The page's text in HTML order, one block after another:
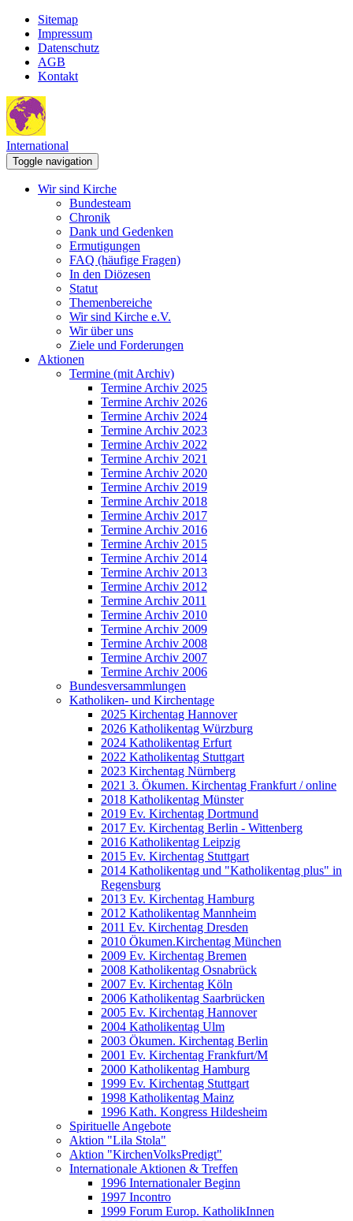
Sitemap
Impressum
Datenschutz
AGB
Kontakt
International
Toggle navigation
Wir sind Kirche
Bundesteam
Chronik
Dank und Gedenken
Ermutigungen
FAQ (häufige Fragen)
In den Diözesen
Statut
Themenbereiche
Wir sind Kirche e.V.
Wir über uns
Ziele und Forderungen
Aktionen
Termine (mit Archiv)
Termine Archiv 2025
Termine Archiv 2026
Termine Archiv 2024
Termine Archiv 2023
Termine Archiv 2022
Termine Archiv 2021
Termine Archiv 2020
Termine Archiv 2019
Termine Archiv 2018
Termine Archiv 2017
Termine Archiv 2016
Termine Archiv 2015
Termine Archiv 2014
Termine Archiv 2013
Termine Archiv 2012
Termine Archiv 2011
Termine Archiv 2010
Termine Archiv 2009
Termine Archiv 2008
Termine Archiv 2007
Termine Archiv 2006
Bundesversammlungen
Katholiken- und Kirchentage
2025 Kirchentag Hannover
2026 Katholikentag Würzburg
2024 Katholikentag Erfurt
2022 Katholikentag Stuttgart
2023 Kirchentag Nürnberg
2021 3. Ökumen. Kirchentag Frankfurt / online
2018 Katholikentag Münster
2019 Ev. Kirchentag Dortmund
2017 Ev. Kirchentag Berlin - Wittenberg
2016 Katholikentag Leipzig
2015 Ev. Kirchentag Stuttgart
2014 Katholikentag und "Katholikentag plus" in
Regensburg
2013 Ev. Kirchentag Hamburg
2012 Katholikentag Mannheim
2011 Ev. Kirchentag Dresden
2010 Ökumen.Kirchentag München
2009 Ev. Kirchentag Bremen
2008 Katholikentag Osnabrück
2007 Ev. Kirchentag Köln
2006 Katholikentag Saarbrücken
2005 Ev. Kirchentag Hannover
2004 Katholikentag Ulm
2003 Ökumen. Kirchentag Berlin
2001 Ev. Kirchentag Frankfurt/M
2000 Katholikentag Hamburg
1999 Ev. Kirchentag Stuttgart
1998 Katholikentag Mainz
1996 Kath. Kongress Hildesheim
Spirituelle Angebote
Aktion "Lila Stola"
Aktion "KirchenVolksPredigt"
Internationale Aktionen & Treffen
1996 Internationaler Beginn
1997 Incontro
1999 Forum Europ. KatholikInnen